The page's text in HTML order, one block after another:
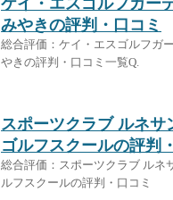
ケイ・エスゴルフガー
みやきの評判・口コミ
総合評価：ケイ・エスゴルフガ
やきの評判・口コミ一覧Q.
スポーツクラブ ルネサ
ゴルフスクールの評判
総合評価：スポーツクラブ ルネ
ルフスクールの評判・口コミ